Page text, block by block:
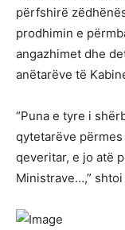
përfshirë
prodhimin e
angazhimet dhe
anëtarëve të
“Puna e tyre i
qytetarëve
qeveritar, e jo atë
Ministrave…,” shtoi